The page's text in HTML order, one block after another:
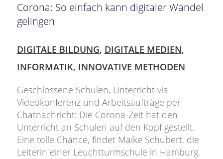
Corona: So einfach kann digitaler Wandel
gelingen
DIGITALE BILDUNG, DIGITALE MEDIEN,
INFORMATIK, INNOVATIVE METHODEN
Geschlossene Schulen, Unterricht via
Videokonferenz und Arbeitsaufträge per
Chatnachricht: Die Corona-Zeit hat den
Unterricht an Schulen auf den Kopf gestellt.
Eine tolle Chance, findet Maike Schubert, die
Leiterin einer Leuchtturmschule in Hamburg.